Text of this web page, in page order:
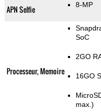
APN Selfie 8-MP
Processeur, Memoire
SoC
2GO
16GO
max.)